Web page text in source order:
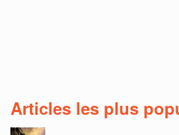
Articles les plus